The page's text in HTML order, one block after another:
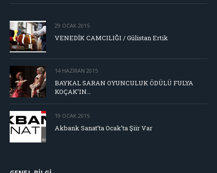
29 OCAK 2015
VENEDİK CAMCILIĞI / Gülistan Ertik
14 HAZIRAN 2015
BAYKAL SARAN OYUNCULUK ÖDÜLÜ FULYA
KOÇAK’IN…
19 OCAK 2015
Akbank Sanat’ta Ocak’ta Şiir Var